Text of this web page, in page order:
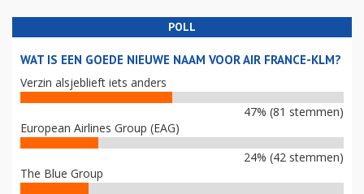
POLL
WAT IS EEN GOEDE NIEUWE NAAM VOOR AIR FRANCE-KLM?
Verzin alsjeblieft iets anders
47% (81 stemmen)
European Airlines Group (EAG)
24% (42 stemmen)
The Blue Group